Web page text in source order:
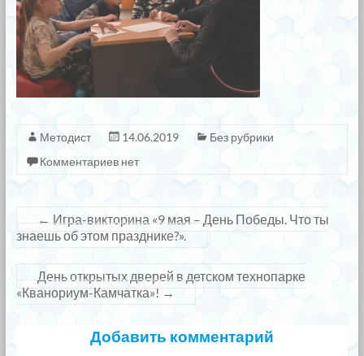
Методист 14.06.2019
Без рубрики
Комментариев нет
← Игра-викторина «9 мая – День Победы. Что ты
знаешь об этом празднике?».
День открытых дверей в детском технопарке
«Кванориум-Камчатка»! →
Добавить комментарий